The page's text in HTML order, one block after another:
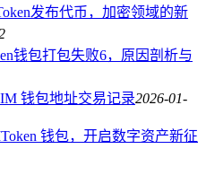
发布代币，加密领域的新
钱包打包失败6，原因剖析与
钱包地址交易记录2026-01-
钱包，开启数字资产新征